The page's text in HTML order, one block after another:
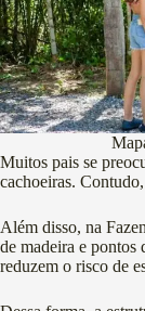
Muitos pais se
cachoeiras.
Além disso, na
de madeira e pontos
reduzem o risco de